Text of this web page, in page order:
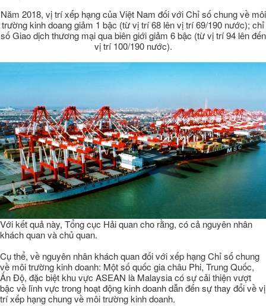
Năm 2018, vị trí xếp hạng của Việt Nam đối với Chỉ số chung về môi
trường kinh doang giảm 1 bậc (từ vị trí 68 lên vị trí 69/190 nước); chỉ
số Giao dịch thương mại qua biên giới giảm 6 bậc (từ vị trí 94 lên đến
vị trí 100/190 nước).
Với kết quả này, Tổng cục Hải quan cho rằng, có cả nguyên nhân
khách quan và chủ quan.
Cụ thể, về nguyên nhân khách quan đối với xếp hạng Chỉ số chung
về môi trường kinh doanh: Một số quốc gia châu Phi, Trung Quốc,
Ấn Độ, đặc biệt khu vực ASEAN là Malaysia có sự cải thiện vượt
bậc về lĩnh vực trong hoạt động kinh doanh dẫn đến sự thay đổi về vị
trí xếp hạng chung về môi trường kinh doanh.